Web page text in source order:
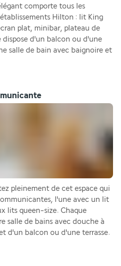
comporte tous les
Hilton : lit King
plat, minibar, plateau de
d'un balcon ou d'une
salle de bain avec baignoire et
pleinement de cet espace qui
l'une avec un lit
lits queen-size. Chaque
salle de bains avec douche à
d'un balcon ou d'une terrasse.